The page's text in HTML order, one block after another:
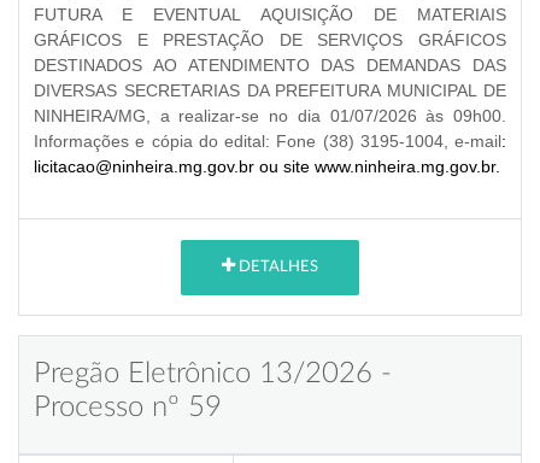
FUTURA E EVENTUAL AQUISIÇÃO DE MATERIAIS
GRÁFICOS E PRESTAÇÃO DE SERVIÇOS GRÁFICOS
DESTINADOS AO ATENDIMENTO DAS DEMANDAS DAS
DIVERSAS SECRETARIAS DA PREFEITURA MUNICIPAL DE
NINHEIRA/MG, a realizar-se no dia 01/07/2026 às 09h00.
Informações e cópia do edital: Fone (38) 3195-1004, e-mail:
licitacao@ninheira.mg.gov.br ou site www.ninheira.mg.gov.br.
DETALHES
Pregão Eletrônico 13/2026 -
Processo nº 59